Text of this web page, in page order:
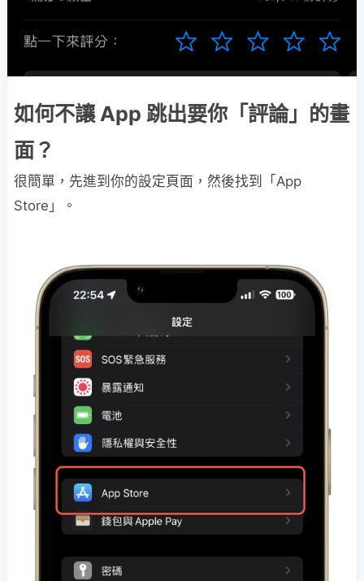
如何不讓 App 跳出要你「評論」的畫
面？
很簡單，先進到你的設定頁面，然後找到「App
Store」。